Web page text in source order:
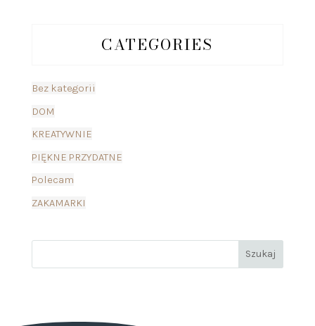
CATEGORIES
Bez kategorii
DOM
KREATYWNIE
PIĘKNE PRZYDATNE
Polecam
ZAKAMARKI